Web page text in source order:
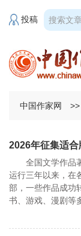
投稿
中国作家网 >>
2026年征集适
全国文学作品著
运行三年以来，在
部，一些作品成功
书、游戏、漫剧等